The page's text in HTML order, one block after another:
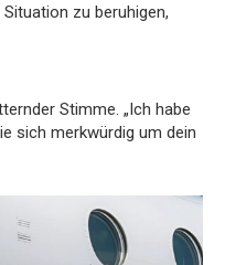
zu beruhigen,
Stimme. „Ich habe
sich merkwürdig um dein